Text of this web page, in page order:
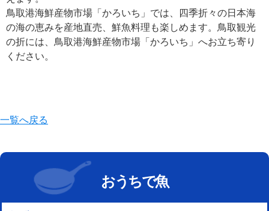
鳥取港海鮮産物市場「かろいち」では、四季折々の日本海
の海の恵みを産地直売、鮮魚料理も楽しめます。鳥取観光
の折には、鳥取港海鮮産物市場「かろいち」へお立ち寄り
ください。
一覧へ戻る
おうちで魚